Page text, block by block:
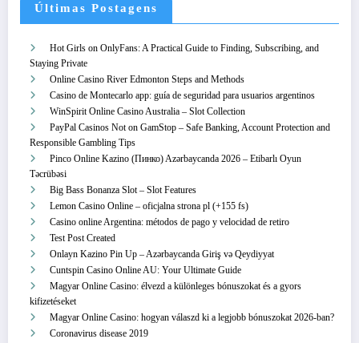
Últimas Postagens
Hot Girls on OnlyFans: A Practical Guide to Finding, Subscribing, and
Staying Private
Online Casino River Edmonton Steps and Methods
Casino de Montecarlo app: guía de seguridad para usuarios argentinos
WinSpirit Online Casino Australia – Slot Collection
PayPal Casinos Not on GamStop – Safe Banking, Account Protection and
Responsible Gambling Tips
Pinco Online Kazino (Пинко) Azərbaycanda 2026 – Etibarlı Oyun
Təcrübəsi
Big Bass Bonanza Slot – Slot Features
Lemon Casino Online – oficjalna strona pl (+155 fs)
Casino online Argentina: métodos de pago y velocidad de retiro
Test Post Created
Onlayn Kazino Pin Up – Azərbaycanda Giriş və Qeydiyyat
Cuntspin Casino Online AU: Your Ultimate Guide
Magyar Online Casino: élvezd a különleges bónuszokat és a gyors
kifizetéseket
Magyar Online Casino: hogyan válaszd ki a legjobb bónuszokat 2026-ban?
Coronavirus disease 2019